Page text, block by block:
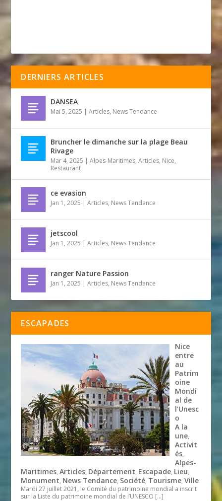
DERNIERS ARTICLES
DANSEA
Mai 5, 2025 |Articles, News Tendance
Bruncher le dimanche sur la plage Beau
Rivage
Mar 4, 2025 |Alpes-Maritimes,Articles, Nice,
Restaurant
ce evasion
Jan 1, 2025 |Articles, News Tendance
jetscool
Jan 1, 2025 |Articles, News Tendance
ranger Nature Passion
Jan 1, 2025 |Articles, News Tendance
ESCAPADES
Nice
entre
au
Patrim
oine
Mondi
al de
l’Unesc
o
A la
une,
Activit
és,
Alpes-
Maritimes,Articles, Département, Escapade, Lieu,
Monument, News Tendance, Société, Tourisme,Ville
Mardi 27 juillet 2021, le Comité du patrimoine mondial a inscrit
sur la Liste du patrimoine mondial de l’UNESCO […]